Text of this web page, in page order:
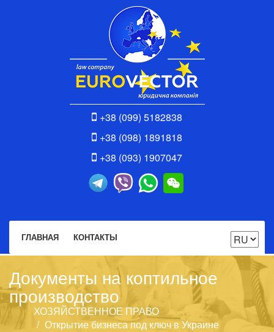
+38 (099) 5182838
+38 (098) 1891818
+38 (093) 1907047
ГЛАВНАЯ КОНТАКТЫ
Документы на коптильное
производство
ХОЗЯЙСТВЕННОЕ ПРАВО
Открытие бизнеса под ключ в Украине